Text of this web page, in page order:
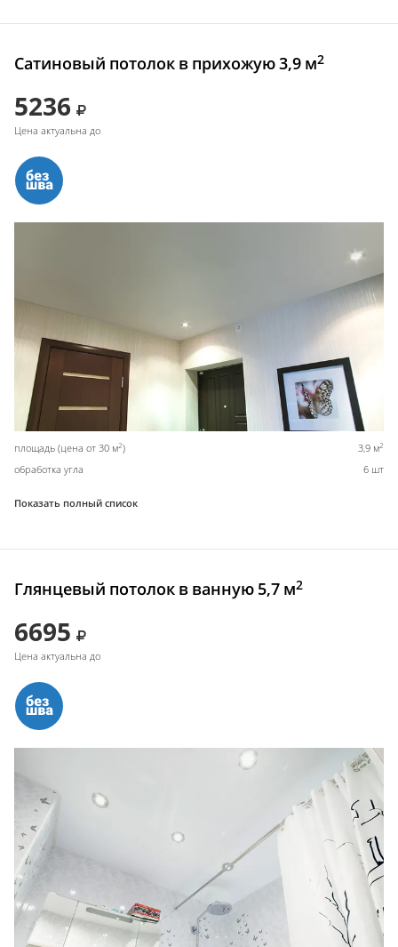
Сатиновый потолок в прихожую 3,9 м2
5236
Цена актуальна до
площадь (цена от 30 м2) 3,9 м2
обработка угла 6 шт
Показать полный список
Глянцевый потолок в ванную 5,7 м2
6695
Цена актуальна до